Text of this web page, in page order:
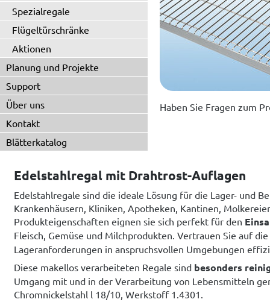
Spezialregale
Flügeltürschränke
Aktionen
Planung und Projekte
Support
Über uns
Kontakt
Blätterkatalog
Haben Sie Fragen zum
Edelstahlregal mit Drahtrost-Auflagen
Edelstahlregale sind die ideale Lösung für die Lager- und
Krankenhäusern, Kliniken, Apotheken, Kantinen,
Produkteigenschaften eignen sie sich perfekt für den
Fleisch, Gemüse und Milchprodukten. Vertrauen Sie auf die
Lageranforderungen in anspruchsvollen Umgebungen
Diese makellos verarbeiteten Regale sind besonders
Umgang mit und in der Verarbeitung von Lebensmitteln
Chromnickelstahl l 18/10, Werkstoff 1.4301.